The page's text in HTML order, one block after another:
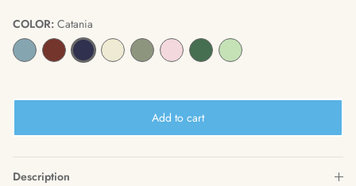
COLOR: Catania
Add to cart
Description